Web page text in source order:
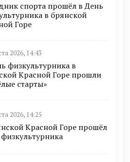
спорта прошёл в День
в брянской
Горе
2026, 14:43
физкультурника в
Красной Горе прошли
старты»
2026, 14:25
Красной Горе прошёл